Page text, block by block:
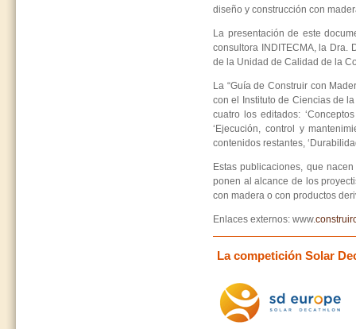
diseño y construcción con
La presentación de este
consultora INDITECMA, la Dra.
de la Unidad de Calidad de la
La “Guía de Construir con
con el Instituto de Ciencias de
cuatro los editados:
‘Ejecución, control y
contenidos restantes,
Estas publicaciones, que
ponen al alcance de los
con madera o con productos
Enlaces externos: www.
La competición Solar